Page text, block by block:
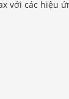
với các hiệu